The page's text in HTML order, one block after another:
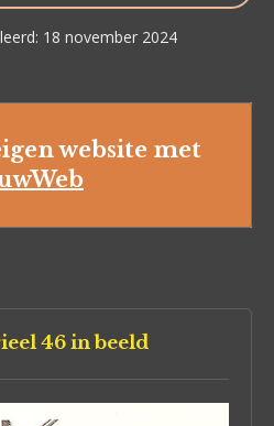
18 november 2024
website met
46 in beeld